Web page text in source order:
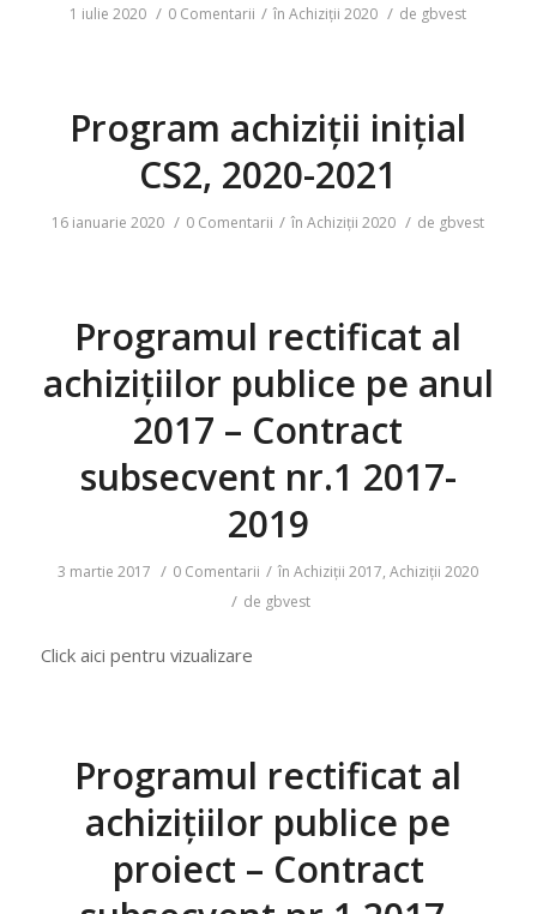
1 iulie 2020 / 0 Comentarii / înAchiziții 2020 / de gbvest
Program achiziții inițial
CS2, 2020-2021
16 ianuarie 2020 / 0 Comentarii / înAchiziții 2020 / de gbvest
Programul rectificat al
achizițiilor publice pe anul
2017 – Contract
subsecvent nr.1 2017-
2019
3 martie 2017 / 0 Comentarii / înAchiziții 2017,Achiziții 2020
/ de gbvest
Click aici pentru vizualizare
Programul rectificat al
achizițiilor publice pe
proiect – Contract